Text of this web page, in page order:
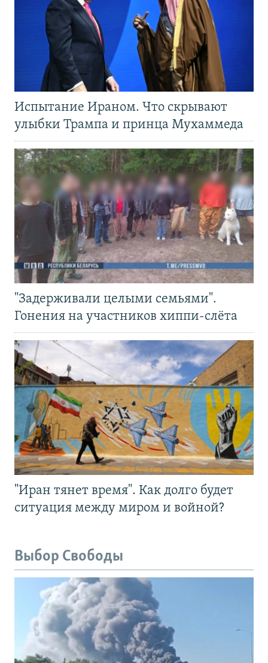
Испытание Ираном. Что скрывают
улыбки Трампа и принца Мухаммеда
"Задерживали целыми семьями".
Гонения на участников хиппи-слёта
"Иран тянет время". Как долго будет
ситуация между миром и войной?
Выбор Свободы